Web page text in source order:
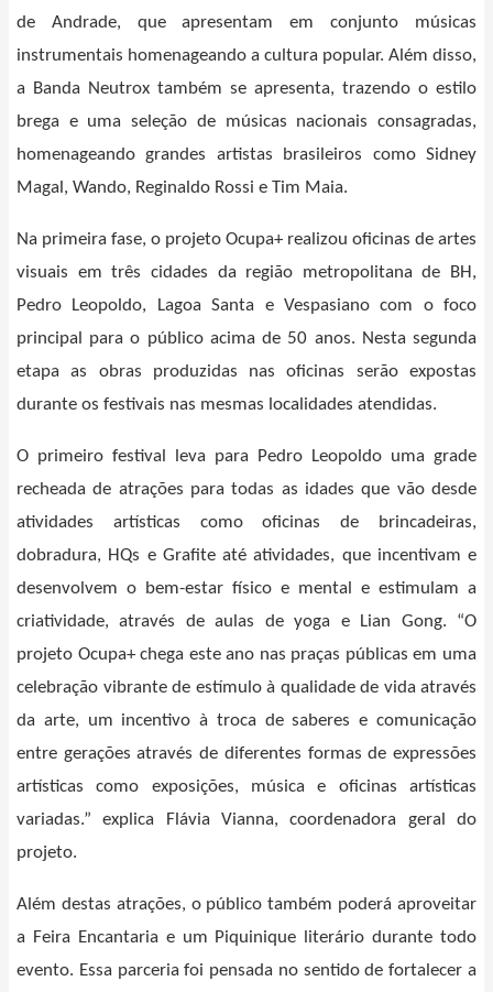
de Andrade, que apresentam em conjunto músicas
instrumentais homenageando a cultura popular. Além disso,
a Banda Neutrox também se apresenta, trazendo o estilo
brega e uma seleção de músicas nacionais consagradas,
homenageando grandes artistas brasileiros como Sidney
Magal, Wando, Reginaldo Rossi e Tim Maia.
Na primeira fase, o projeto Ocupa+ realizou oficinas de artes
visuais em três cidades da região metropolitana de BH,
Pedro Leopoldo, Lagoa Santa e Vespasiano com o foco
principal para o público acima de 50 anos. Nesta segunda
etapa as obras produzidas nas oficinas serão expostas
durante os festivais nas mesmas localidades atendidas.
O primeiro festival leva para Pedro Leopoldo uma grade
recheada de atrações para todas as idades que vão desde
atividades artísticas como oficinas de brincadeiras,
dobradura, HQs e Grafite até atividades, que incentivam e
desenvolvem o bem-estar físico e mental e estimulam a
criatividade, através de aulas de yoga e Lian Gong. “O
projeto Ocupa+ chega este ano nas praças públicas em uma
celebração vibrante de estímulo à qualidade de vida através
da arte, um incentivo à troca de saberes e comunicação
entre gerações através de diferentes formas de expressões
artísticas como exposições, música e oficinas artísticas
variadas.” explica Flávia Vianna, coordenadora geral do
projeto.
Além destas atrações, o público também poderá aproveitar
a Feira Encantaria e um Piquinique literário durante todo
evento. Essa parceria foi pensada no sentido de fortalecer a